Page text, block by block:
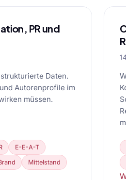
Artikel
PR und
Daten.
Autorenprofile im
müssen.
E-E-A-T
Mittelstand